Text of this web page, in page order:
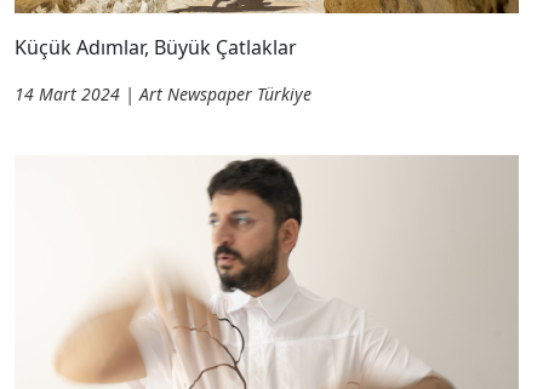
Küçük Adımlar, Büyük Çatlaklar
14 Mart 2024 | Art Newspaper Türkiye